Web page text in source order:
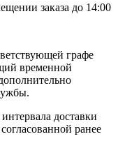
заказа до 14:00
графе
временной
доставки
ранее